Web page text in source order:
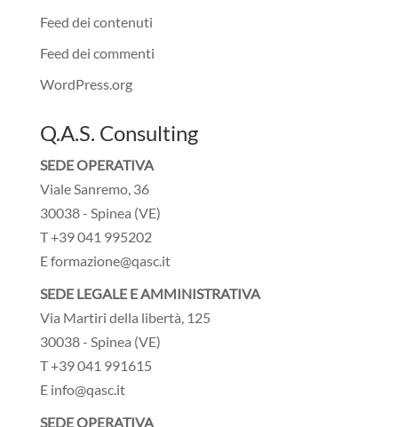
Feed dei contenuti
Feed dei commenti
WordPress.org
Q.A.S. Consulting
SEDE OPERATIVA
Viale Sanremo, 36
30038 - Spinea (VE)
T +39 041 995202
E formazione@qasc.it
SEDE LEGALE E AMMINISTRATIVA
Via Martiri della libertà, 125
30038 - Spinea (VE)
T +39 041 991615
E info@qasc.it
SEDE OPERATIVA